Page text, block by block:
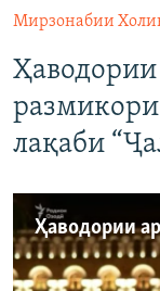
Мирзонабии
лақаби